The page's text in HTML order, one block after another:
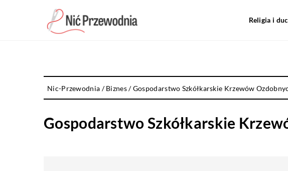
Religia i
Nic-Przewodnia /Biznes/Gospodarstwo Szkółkarskie Krzewów
Gospodarstwo Szkółkarskie